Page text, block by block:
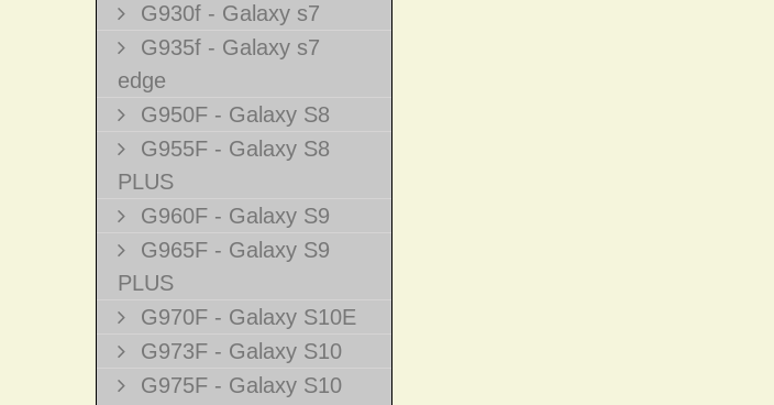
G930f - Galaxy s7
G935f - Galaxy s7
edge
G950F - Galaxy S8
G955F - Galaxy S8
PLUS
G960F - Galaxy S9
G965F - Galaxy S9
PLUS
G970F - Galaxy S10E
G973F - Galaxy S10
G975F - Galaxy S10